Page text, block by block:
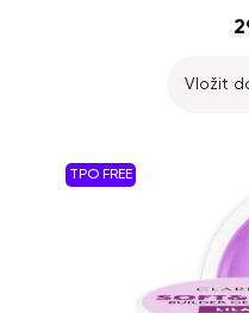
Vložit
TPO FREE